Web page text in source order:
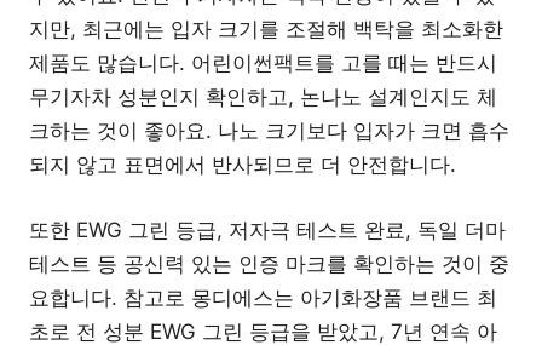
지만, 최근에는 입자 크기를 조절해 백탁을 최소화한
제품도 많습니다. 어린이썬팩트를 고를 때는 반드시
무기자차 성분인지 확인하고, 논나노 설계인지도 체
크하는 것이 좋아요. 나노 크기보다 입자가 크면 흡수
되지 않고 표면에서 반사되므로 더 안전합니다.
또한 EWG 그린 등급, 저자극 테스트 완료, 독일 더마
테스트 등 공신력 있는 인증 마크를 확인하는 것이 중
요합니다. 참고로 몽디에스는 아기화장품 브랜드 최
초로 전 성분 EWG 그린 등급을 받았고, 7년 연속 아